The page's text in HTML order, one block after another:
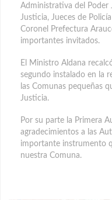
Administrativa del Poder
Justicia, Jueces de
Coronel Prefectura
importantes invitados.
El Ministro Aldana
segundo instalado en la
las Comunas pequeñas
Justicia.
Por su parte la Primera
agradecimientos a las
importante instrumento
nuestra Comuna.